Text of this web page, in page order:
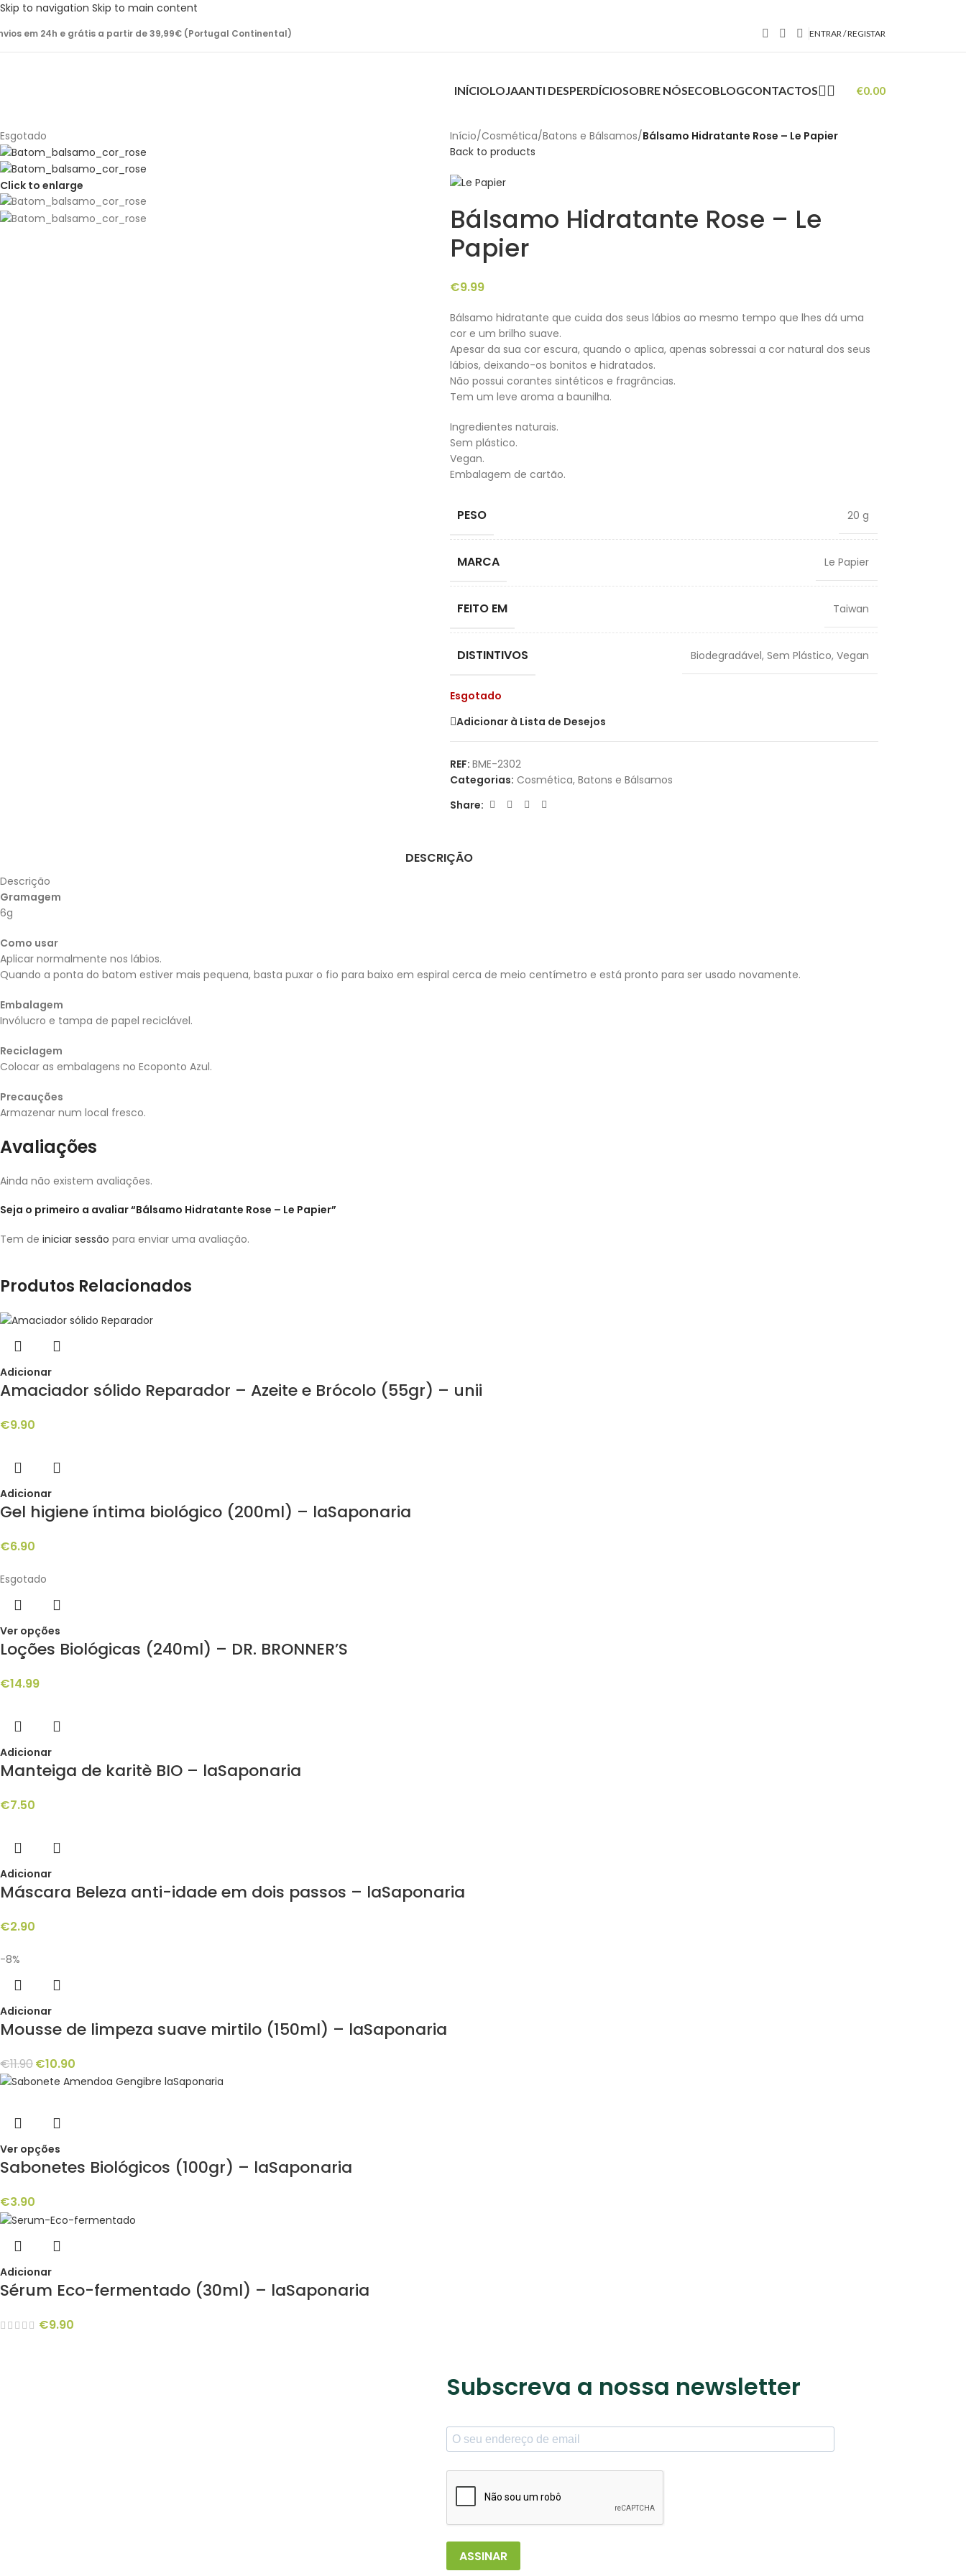
Skip to navigation Skip to main content
em 24h e grátis a partir de 39,99€ (Portugal Continental) ENTRAR / REGISTAR
INÍCIOLOJAANTI DESPERDÍCIOSOBRE NÓSECOBLOGCONTACTOS €0.00
Esgotado
Click to enlarge
Início/Cosmética/Batons e Bálsamos/Bálsamo Hidratante Rose – Le Papier
Back to products
Bálsamo Hidratante Rose – Le
Papier
€9.99
Bálsamo hidratante que cuida dos seus lábios ao mesmo tempo que lhes dá uma
cor e um brilho suave.
Apesar da sua cor escura, quando o aplica, apenas sobressai a cor natural dos seus
lábios, deixando-os bonitos e hidratados.
Não possui corantes sintéticos e fragrâncias.
Tem um leve aroma a baunilha.
Ingredientes naturais.
Sem plástico.
Vegan.
Embalagem de cartão.
PESO 20 g
MARCA Le Papier
FEITO EM Taiwan
DISTINTIVOS Biodegradável, Sem Plástico, Vegan
Esgotado
Adicionar à Lista de Desejos
REF: BME-2302
Categorias: Cosmética, Batons e Bálsamos
Share:
DESCRIÇÃO
Descrição
Gramagem
6g
Como usar
Aplicar normalmente nos lábios.
Quando a ponta do batom estiver mais pequena, basta puxar o fio para baixo em espiral cerca de meio centímetro e está pronto para ser usado novamente.
Embalagem
Invólucro e tampa de papel reciclável.
Reciclagem
Colocar as embalagens no Ecoponto Azul.
Precauções
Armazenar num local fresco.
Avaliações
Ainda não existem avaliações.
Seja o primeiro a avaliar “Bálsamo Hidratante Rose – Le Papier”
Tem de iniciar sessão para enviar uma avaliação.
Produtos Relacionados
Adicionar
Amaciador sólido Reparador – Azeite e Brócolo (55gr) – unii
€9.90
Adicionar
Gel higiene íntima biológico (200ml) – laSaponaria
€6.90
Esgotado
Ver opções
Loções Biológicas (240ml) – DR. BRONNER’S
€14.99
Adicionar
Manteiga de karitè BIO – laSaponaria
€7.50
Adicionar
Máscara Beleza anti-idade em dois passos – laSaponaria
€2.90
-8%
Adicionar
Mousse de limpeza suave mirtilo (150ml) – laSaponaria
€11.90€10.90
Ver opções
Sabonetes Biológicos (100gr) – laSaponaria
€3.90
Adicionar
Sérum Eco-fermentado (30ml) – laSaponaria
€9.90
Subscreva a nossa newsletter
ASSINAR